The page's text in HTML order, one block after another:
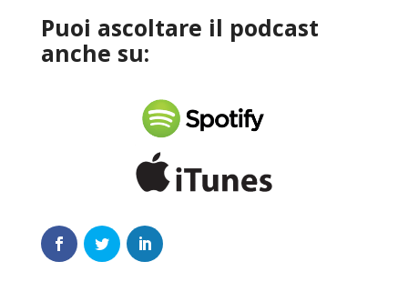
Puoi ascoltare il podcast
anche su: